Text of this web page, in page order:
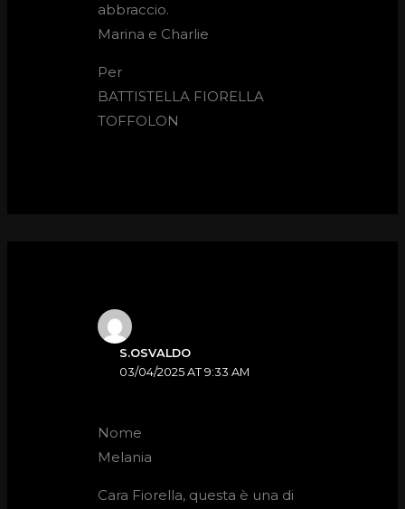
abbraccio.
Marina e Charlie
Per
BATTISTELLA FIORELLA
TOFFOLON
S.OSVALDO
03/04/2025 AT 9:33 AM
Nome
Melania
Cara Fiorella, questa è una di